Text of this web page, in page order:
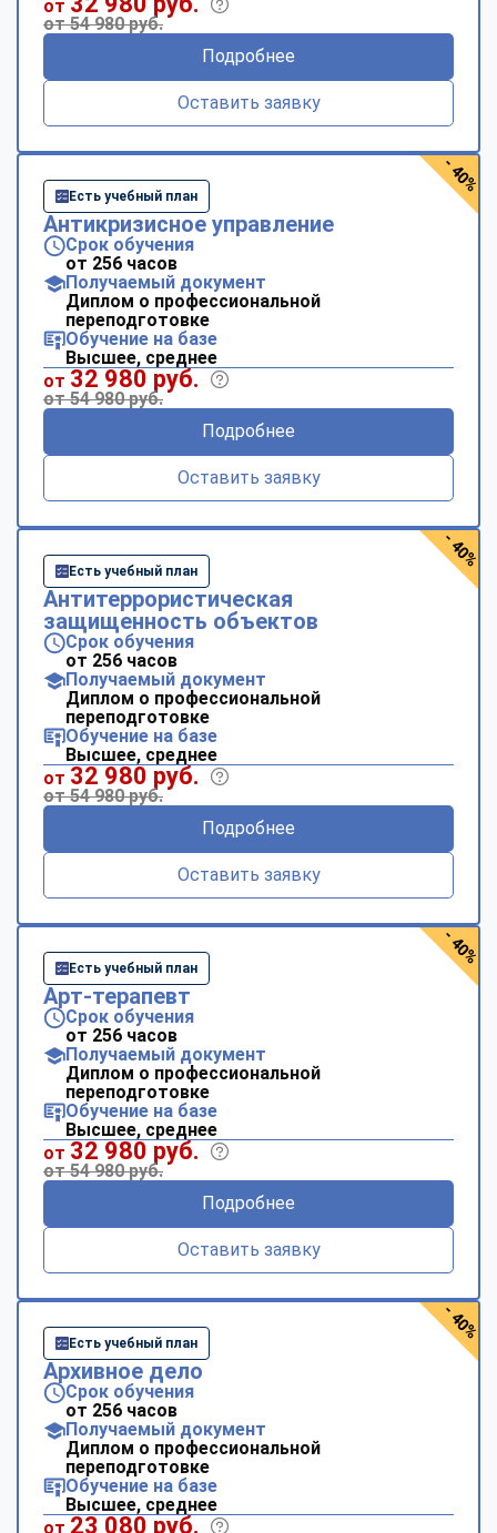
от
от 54 980 руб.
Подробнее
Оставить заявку
Есть учебный план
Антикризисное управление
Срок обучения
от 256 часов
Получаемый документ
Диплом о профессиональной
переподготовке
Обучение на базе
Высшее, среднее
от 32 980 руб.
от 54 980 руб.
Подробнее
Оставить заявку
- 40%
Есть учебный план
Антитеррористическая
защищенность объектов
Срок обучения
от 256 часов
Получаемый документ
Диплом о профессиональной
переподготовке
Обучение на базе
Высшее, среднее
от 32 980 руб.
от 54 980 руб.
Подробнее
Оставить заявку
- 40%
Есть учебный план
Арт-терапевт
Срок обучения
от 256 часов
Получаемый документ
Диплом о профессиональной
переподготовке
Обучение на базе
Высшее, среднее
от 32 980 руб.
от 54 980 руб.
Подробнее
Оставить заявку
- 40%
Есть учебный план
Архивное дело
Срок обучения
от 256 часов
Получаемый документ
Диплом о профессиональной
переподготовке
Обучение на базе
Высшее, среднее
от 23 080 руб.
- 40%